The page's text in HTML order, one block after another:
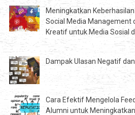
Meningkatkan
Social Media Management
Kreatif untuk Media Sosial
Dampak Ulasan Negatif
Cara Efektif Mengelola
Alumni untuk